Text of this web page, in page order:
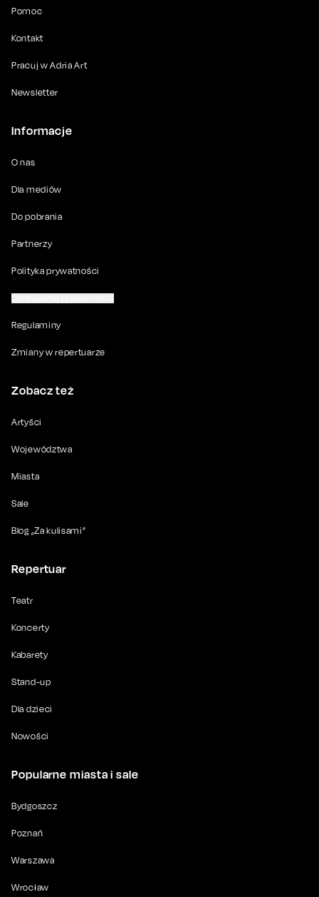
Pomoc
Kontakt
Pracuj w Adria Art
Newsletter
Informacje
O nas
Dla mediów
Do pobrania
Partnerzy
Polityka prywatności
Regulaminy
Zmiany w repertuarze
Zobacz też
Artyści
Województwa
Miasta
Sale
Blog „Za kulisami”
Repertuar
Teatr
Koncerty
Kabarety
Stand-up
Dla dzieci
Nowości
Popularne miasta i sale
Bydgoszcz
Poznań
Warszawa
Wrocław